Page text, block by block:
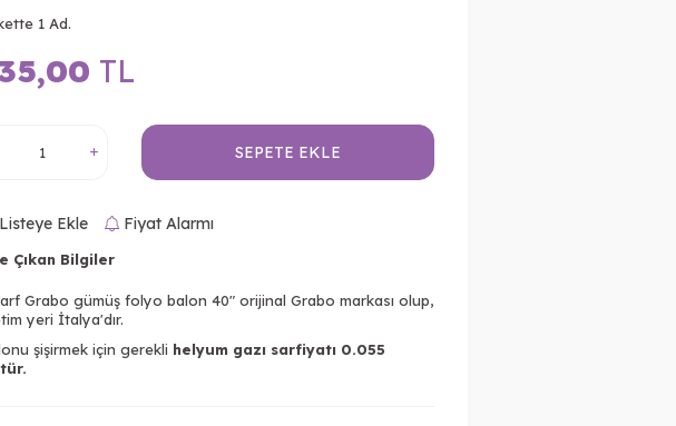
1 Ad.
TL
SEPETE EKLE
Listeye Ekle Fiyat Alarmı
Çıkan Bilgiler
Grabo gümüş folyo balon 40" orijinal Grabo markası olup,
yeri İtalya'dır.
şişirmek için gerekli helyum gazı sarfiyatı 0.055